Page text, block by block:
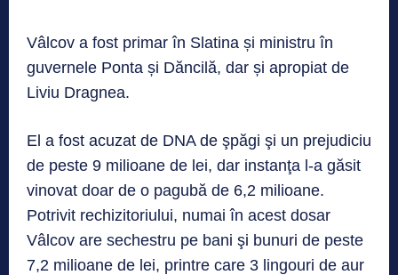
Vâlcov a fost primar în Slatina și ministru în
guvernele Ponta și Dăncilă, dar și apropiat de
Liviu Dragnea.
El a fost acuzat de DNA de şpăgi şi un prejudiciu
de peste 9 milioane de lei, dar instanţa l-a găsit
vinovat doar de o pagubă de 6,2 milioane.
Potrivit rechizitoriului, numai în acest dosar
Vâlcov are sechestru pe bani şi bunuri de peste
7,2 milioane de lei, printre care 3 lingouri de aur